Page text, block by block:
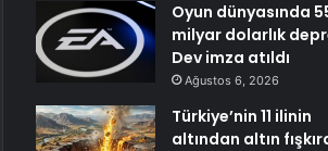
Oyun dünyasında
milyar dolarlık
Dev imza atıldı
Ağustos 6, 2026
Türkiye’nin 11 ilinin
altından altın